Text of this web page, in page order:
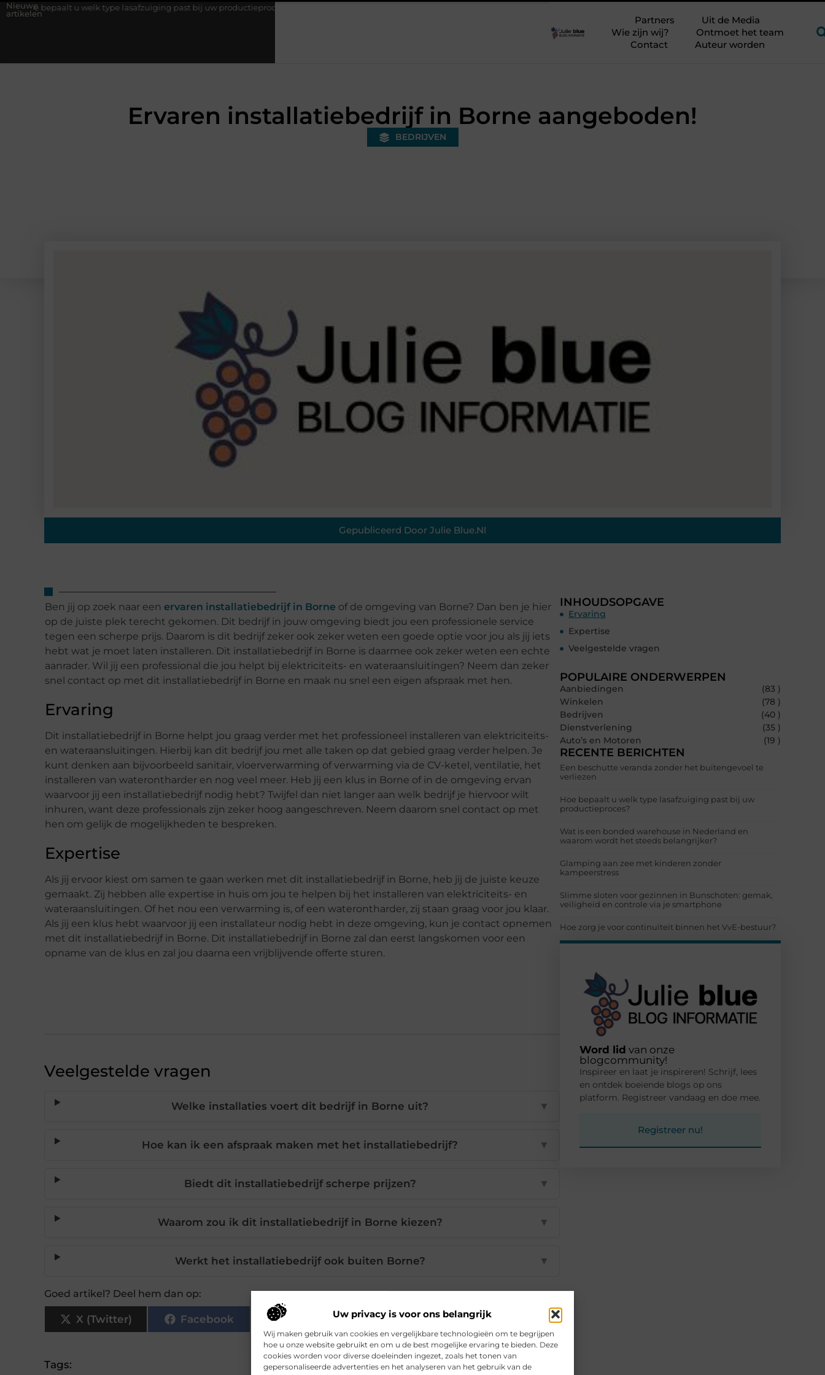
Uw privacy is voor ons belangrijk
Wij maken gebruik van cookies en vergelijkbare technologieën om te begrijpen
hoe u onze website gebruikt en om u de best mogelijke ervaring te bieden. Deze
cookies worden voor diverse doeleinden ingezet, zoals het tonen van
gepersonaliseerde advertenties en het analyseren van het gebruik van de
Nieuwe
artikelen
welk type lasafzuiging past bij uw productieproces? Wat is een bonded warehouse in Nederland en waarom wordt het steeds belangrijker?
Partners
Uit de Media
Wie zijn wij?
Ontmoet het team
Contact
Auteur worden
Ervaren installatiebedrijf in Borne aangeboden!
BEDRIJVEN
Gepubliceerd Door Julie Blue.nl
Ben jij op zoek naar een ervaren installatiebedrijf in Borne of de omgeving van Borne? Dan ben je hier
op de juiste plek terecht gekomen. Dit bedrijf in jouw omgeving biedt jou een professionele service
tegen een scherpe prijs. Daarom is dit bedrijf zeker ook zeker weten een goede optie voor jou als jij iets
hebt wat je moet laten installeren. Dit installatiebedrijf in Borne is daarmee ook zeker weten een echte
aanrader. Wil jij een professional die jou helpt bij elektriciteits- en wateraansluitingen? Neem dan zeker
snel contact op met dit installatiebedrijf in Borne en maak nu snel een eigen afspraak met hen.
Ervaring
Dit installatiebedrijf in Borne helpt jou graag verder met het professioneel installeren van elektriciteits-
en wateraansluitingen. Hierbij kan dit bedrijf jou met alle taken op dat gebied graag verder helpen. Je
kunt denken aan bijvoorbeeld sanitair, vloerverwarming of verwarming via de CV-ketel, ventilatie, het
installeren van waterontharder en nog veel meer. Heb jij een klus in Borne of in de omgeving ervan
waarvoor jij een installatiebedrijf nodig hebt? Twijfel dan niet langer aan welk bedrijf je hiervoor wilt
inhuren, want deze professionals zijn zeker hoog aangeschreven. Neem daarom snel contact op met
hen om gelijk de mogelijkheden te bespreken.
Expertise
Als jij ervoor kiest om samen te gaan werken met dit installatiebedrijf in Borne, heb jij de juiste keuze
gemaakt. Zij hebben alle expertise in huis om jou te helpen bij het installeren van elektriciteits- en
wateraansluitingen. Of het nou een verwarming is, of een waterontharder, zij staan graag voor jou klaar.
Als jij een klus hebt waarvoor jij een installateur nodig hebt in deze omgeving, kun je contact opnemen
met dit installatiebedrijf in Borne. Dit installatiebedrijf in Borne zal dan eerst langskomen voor een
opname van de klus en zal jou daarna een vrijblijvende offerte sturen.
Veelgestelde vragen
Welke installaties voert dit bedrijf in Borne uit? ▼
Hoe kan ik een afspraak maken met het installatiebedrijf? ▼
Biedt dit installatiebedrijf scherpe prijzen? ▼
Waarom zou ik dit installatiebedrijf in Borne kiezen? ▼
Werkt het installatiebedrijf ook buiten Borne? ▼
Goed artikel? Deel hem dan op:
X (Twitter) Facebook Pinterest LinkedIn
Tags:
INHOUDSOPGAVE
Ervaring
Expertise
Veelgestelde vragen
POPULAIRE ONDERWERPEN
Aanbiedingen
(83 )
Winkelen
(78 )
Bedrijven
(40 )
Dienstverlening
(35 )
Auto’s en Motoren
(19 )
RECENTE BERICHTEN
Een beschutte veranda zonder het buitengevoel te
verliezen
Hoe bepaalt u welk type lasafzuiging past bij uw
productieproces?
Wat is een bonded warehouse in Nederland en
waarom wordt het steeds belangrijker?
Glamping aan zee met kinderen zonder
kampeerstress
Slimme sloten voor gezinnen in Bunschoten: gemak,
veiligheid en controle via je smartphone
Hoe zorg je voor continuïteit binnen het VvE-bestuur?
Word lid van onze
blogcommunity!
Inspireer en laat je inspireren! Schrijf, lees
en ontdek boeiende blogs op ons
platform. Registreer vandaag en doe mee.
Registreer nu!